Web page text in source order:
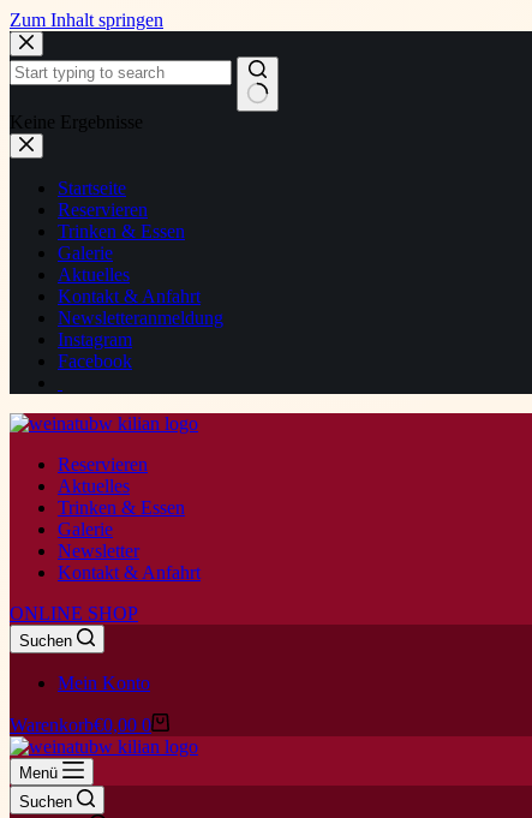
Zum Inhalt springen
Keine Ergebnisse
Startseite
Reservieren
Trinken & Essen
Galerie
Aktuelles
Kontakt & Anfahrt
Newsletteranmeldung
Instagram
Facebook
Reservieren
Aktuelles
Trinken & Essen
Galerie
Newsletter
Kontakt & Anfahrt
ONLINE SHOP
Suchen
Mein Konto
Warenkorb€0,00 0
Menü
Suchen